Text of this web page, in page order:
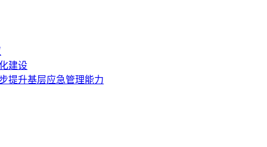
建设
提升基层应急管理能力